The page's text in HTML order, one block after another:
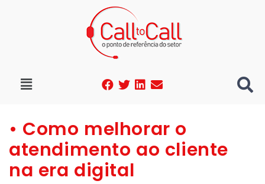
• Como melhorar o
atendimento ao cliente
na era digital